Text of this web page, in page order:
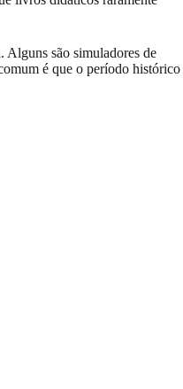
Alguns são simuladores de
é que o período histórico